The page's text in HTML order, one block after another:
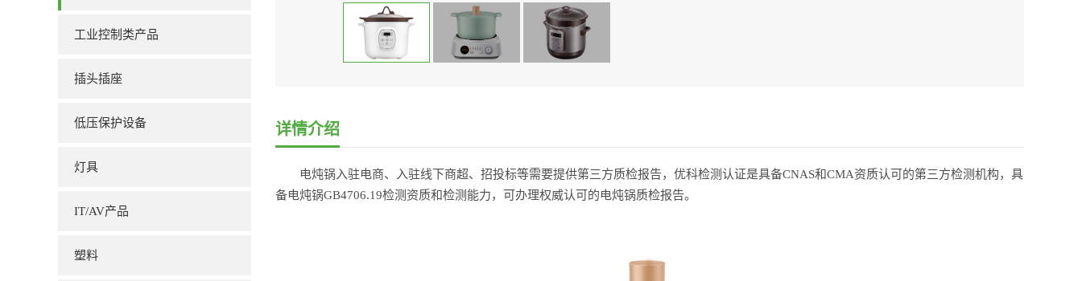
工业控制类产品
插头插座
低压保护设备
灯具
IT/AV产品
塑料
详情介绍
电炖锅入驻电商、入驻线下商超、招投标等需要提供第三方质检报告，优科检测认证是具备CNAS和CMA资质认可的第三方检测机构，具
备电炖锅GB4706.19检测资质和检测能力，可办理权威认可的电炖锅质检报告。